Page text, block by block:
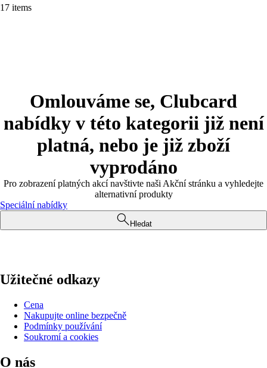
17 items
Omlouváme se, Clubcard
nabídky v této kategorii již není
platná, nebo je již zboží
vyprodáno
Pro zobrazení platných akcí navštivte naši Akční stránku a vyhledejte
alternativní produkty
Speciální nabídky
Hledat
Užitečné odkazy
Cena
Nakupujte online bezpečně
Podmínky používání
Soukromí a cookies
O nás